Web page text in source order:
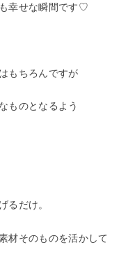
幸せな瞬間です♡
もちろんですが
ものとなるよう
るだけ。
材そのものを活かして